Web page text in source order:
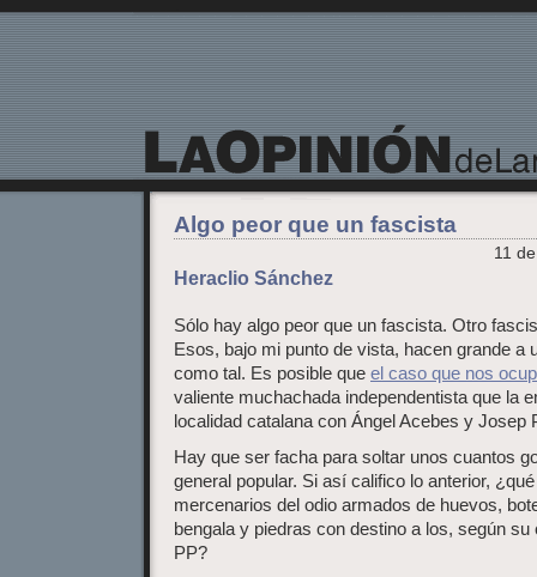
Algo peor que un fascista
11
Heraclio Sánchez
Sólo hay algo peor que un fascista. Otro
Esos, bajo mi punto de vista, hacen grande a
como tal. Es posible que el caso que nos
valiente muchachada independentista que la
localidad catalana con Ángel Acebes y Josep
Hay que ser facha para soltar unos cuantos
general popular. Si así califico lo anterior,
mercenarios del odio armados de huevos,
bengala y piedras con destino a los, según
PP?